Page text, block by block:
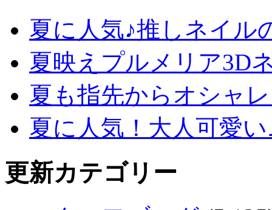
夏に人気♪推しネイル
夏映えプルメリア3D
夏も指先からオシャ
夏に人気！大人可愛
更新カテゴリー